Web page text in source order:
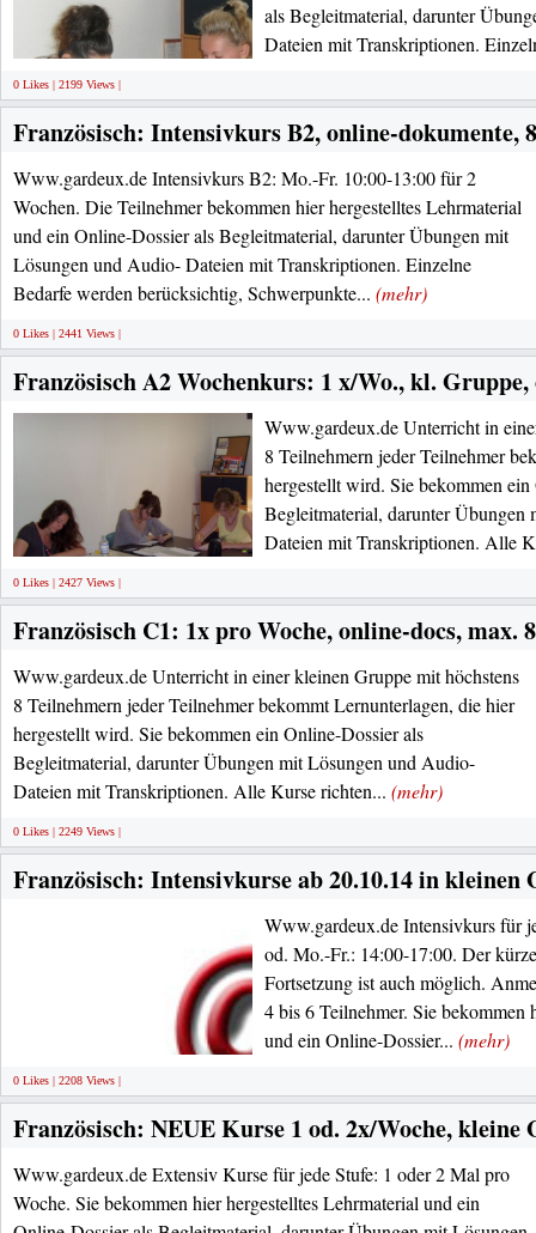
als Begleitmaterial, darunter
Dateien mit Transkriptionen.
0 Likes | 2199 Views |
Französisch: Intensivkurs B2, online-dokumente,
Www.gardeux.de Intensivkurs B2: Mo.-Fr. 10:00-13:00 für 2
Wochen. Die Teilnehmer bekommen hier hergestelltes Lehrmaterial
und ein Online-Dossier als Begleitmaterial, darunter Übungen mit
Lösungen und Audio- Dateien mit Transkriptionen. Einzelne
Bedarfe werden berücksichtig, Schwerpunkte... (mehr)
0 Likes | 2441 Views |
Französisch A2 Wochenkurs: 1 x/Wo., kl.
Www.gardeux.de Unterricht in
8 Teilnehmern jeder Teilnehmer
hergestellt wird. Sie bekommen
Begleitmaterial, darunter
Dateien mit Transkriptionen. Alle
0 Likes | 2427 Views |
Französisch C1: 1x pro Woche, online-docs, max.
Www.gardeux.de Unterricht in einer kleinen Gruppe mit höchstens
8 Teilnehmern jeder Teilnehmer bekommt Lernunterlagen, die hier
hergestellt wird. Sie bekommen ein Online-Dossier als
Begleitmaterial, darunter Übungen mit Lösungen und Audio-
Dateien mit Transkriptionen. Alle Kurse richten... (mehr)
0 Likes | 2249 Views |
Französisch: Intensivkurse ab 20.10.14 in kleinen
Www.gardeux.de Intensivkurs für
od. Mo.-Fr.: 14:00-17:00. Der
Fortsetzung ist auch möglich.
4 bis 6 Teilnehmer. Sie bekommen
und ein Online-Dossier... (mehr)
0 Likes | 2208 Views |
Französisch: NEUE Kurse 1 od. 2x/Woche, kleine
Www.gardeux.de Extensiv Kurse für jede Stufe: 1 oder 2 Mal pro
Woche. Sie bekommen hier hergestelltes Lehrmaterial und ein